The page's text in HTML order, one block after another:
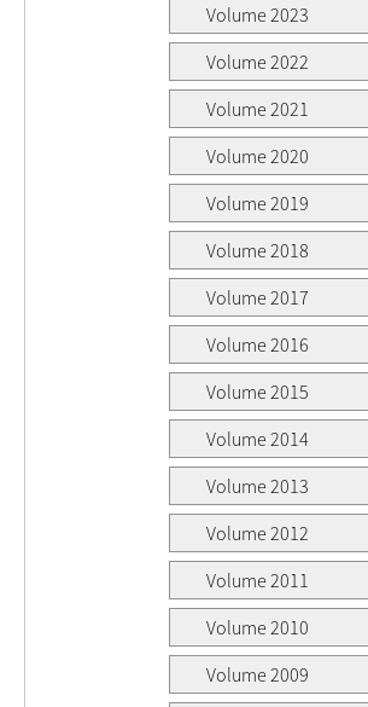
Volume 2023
Volume 2022
Volume 2021
Volume 2020
Volume 2019
Volume 2018
Volume 2017
Volume 2016
Volume 2015
Volume 2014
Volume 2013
Volume 2012
Volume 2011
Volume 2010
Volume 2009